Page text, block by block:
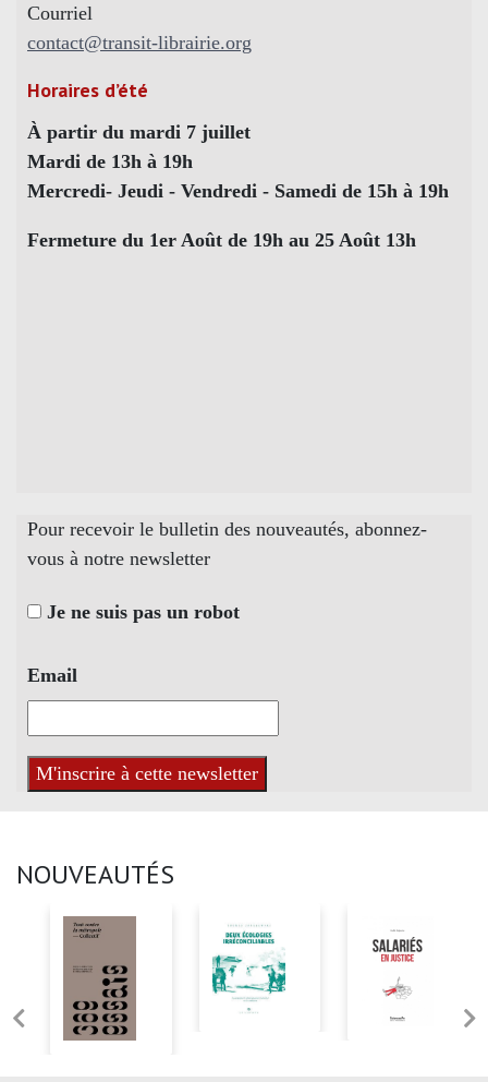
Courriel
contact@transit-librairie.org
Horaires d’été
À partir du mardi 7 juillet
Mardi de 13h à 19h
Mercredi- Jeudi - Vendredi - Samedi de 15h à 19h
Fermeture du 1er Août de 19h au 25 Août 13h
Pour recevoir le bulletin des nouveautés, abonnez-
vous à notre newsletter
Je ne suis pas un robot
Email
NOUVEAUTÉS